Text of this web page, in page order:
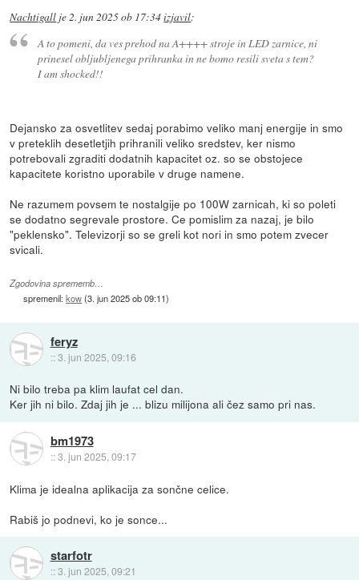
Nachtigall je2. jun 2025 ob 17:34izjavil:
A to pomeni, da ves prehod na A++++ stroje in LED zarnice, ni
prinesel obljubljenega prihranka in ne bomo resili sveta s tem?
I am shocked!!
Dejansko za osvetlitev sedaj porabimo veliko manj energije in smo
v preteklih desetletjih prihranili veliko sredstev, ker nismo
potrebovali zgraditi dodatnih kapacitet oz. so se obstojece
kapacitete koristno uporabile v druge namene.
Ne razumem povsem te nostalgije po 100W zarnicah, ki so poleti
se dodatno segrevale prostore. Ce pomislim za nazaj, je bilo
"peklensko". Televizorji so se greli kot nori in smo potem zvecer
svicali.
Zgodovina sprememb…
spremenil:kow(3. jun 2025 ob 09:11)
feryz
::3. jun 2025, 09:16
Ni bilo treba pa klim laufat cel dan.
Ker jih ni bilo. Zdaj jih je ... blizu milijona ali čez samo pri nas.
bm1973
::3. jun 2025, 09:17
Klima je idealna aplikacija za sončne celice.
Rabiš jo podnevi, ko je sonce...
starfotr
::3. jun 2025, 09:21